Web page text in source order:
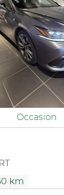
Occasion
km